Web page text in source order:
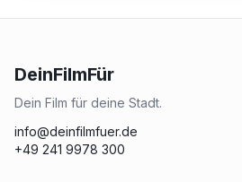
DeinFilmFür
Dein Film für deine Stadt.
info@deinfilmfuer.de
+49 241 9978 300